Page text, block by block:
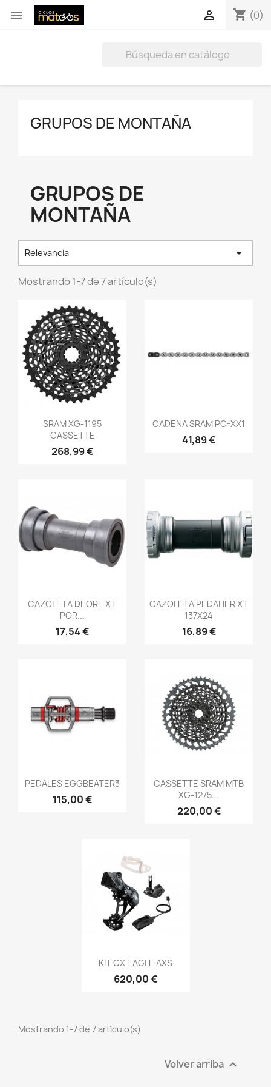
 shopping_cart (0)

GRUPOS DE MONTAÑA
GRUPOS DE
MONTAÑA
Relevancia 
Mostrando 1-7 de 7 artículo(s)
Vista rápida
SRAM XG-1195
CASSETTE
268,99 €
Vista rápida
CADENA SRAM PC-XX1
41,89 €
Vista rápida
CAZOLETA DEORE XT
POR...
17,54 €
 Vista rápida
CAZOLETA PEDALIER XT
137X24
16,89 €
 Vista rápida
PEDALES EGGBEATER3
115,00 €
Vista rápida
CASSETTE SRAM MTB
XG-1275...
220,00 €
Vista rápida
KIT GX EAGLE AXS
620,00 €
Mostrando 1-7 de 7 artículo(s)
Volver arriba 